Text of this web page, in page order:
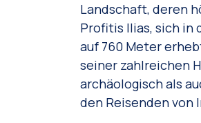
Landschaft, deren
Profitis Ilias, sich in
auf 760 Meter
seiner zahlreichen
archäologisch als
den Reisenden von